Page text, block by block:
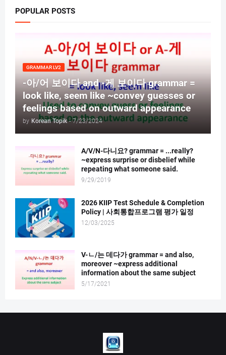
POPULAR POSTS
GRAMMAR LV2
-아/어 보이다 and -게 보이다 grammar =
look like, seem like ~convey guesses or
feelings based on outward appearance
by Korean Topik - 7/23/2024
A/V/N-다니요? grammar = ...really?
~express surprise or disbelief while
repeating what someone said.
9/29/2019
2026 KIIP Test Schedule & Completion
Policy | 사회통합프로그램 평가 일정
12/03/2025
V-ㄴ/는 데다가 grammar = and also,
moreover ~express additional
information about the same subject
5/17/2021